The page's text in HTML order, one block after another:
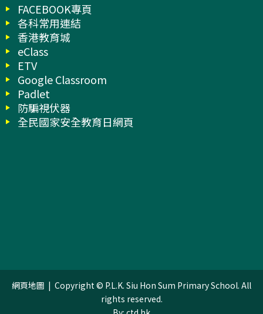
FACEBOOK專頁
各科常用連結
香港教育城
eClass
ETV
Google Classroom
Padlet
防騙視伏器
全民國家安全教育日網頁
網頁地圖 | Copyright © P.L.K. Siu Hon Sum Primary School. All
rights reserved.